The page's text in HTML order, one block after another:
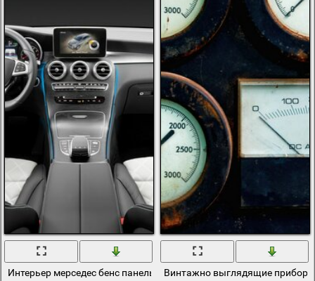
Интерьер мерседес бенс панель приборовВинтажно выглядящие